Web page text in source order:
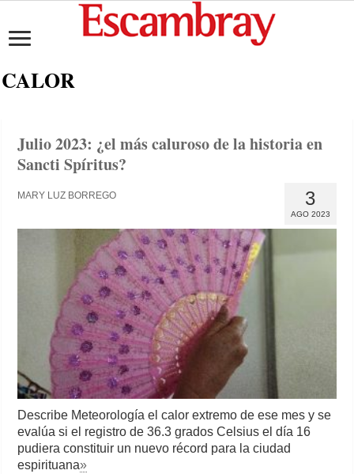
CALOR
Julio 2023: ¿el más caluroso de la historia en
Sancti Spíritus?
3
AGO 2023
MARY LUZ BORREGO
Describe Meteorología el calor extremo de ese mes y se
evalúa si el registro de 36.3 grados Celsius el día 16
pudiera constituir un nuevo récord para la ciudad
espirituana»